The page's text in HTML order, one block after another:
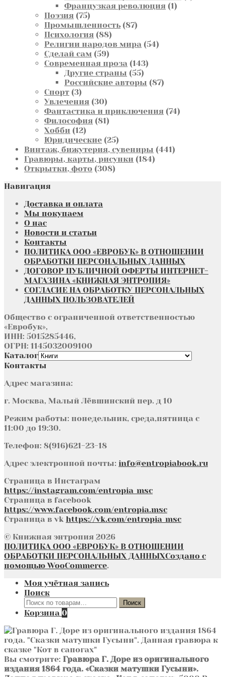
Французкая революция 11
Поэзия 7575
товаров
Промышленность 8787
Психология 8888
товаров
Религии народов мира 5454
Сделай сам 5959
товаров
Современная проза 143143
Другие страны 5555
товаров
Российские авторы 8787
Спорт 33
товара
Увлечения 3030
товаров
Фантастика и приключения 7474
Философия 8181
Хобби 1212
товаров
Юридические 2525
товаров
Винтаж, бижутерия, сувениры 441441
Гравюры, карты, рисунки 184184
Открытки, фото 308308
Навигация
Доставка и оплата
Мы покупаем
О нас
Новости и статьи
Контакты
ПОЛИТИКА ООО «ЕВРОБУК» В ОТНОШЕНИИ
ОБРАБОТКИ ПЕРСОНАЛЬНЫХ ДАННЫХ
ДОГОВОР ПУБЛИЧНОЙ ОФЕРТЫ ИНТЕРНЕТ-
МАГАЗИНА «КНИЖНАЯ ЭНТРОПИЯ»
СОГЛАСИЕ НА ОБРАБОТКУ ПЕРСОНАЛЬНЫХ
ДАННЫХ ПОЛЬЗОВАТЕЛЕЙ
Общество с ограниченной ответственностью
«Евробук»,
ИНН: 5015285446,
ОГРН: 1145032009100
Каталог
Контакты
Адрес магазина:
г. Москва, Малый Лёвшинский пер. д 10
Режим работы: понедельник, среда,пятница с
11:00 до 19:30.
Телефон: 8(916)621-23-18
Адрес электронной почты: info@entropiabook.ru
Страница в Инстаграм
https://instagram.com/entropia_msc
Страница в facebook
https://www.facebook.com/entropia.msc
Страница в vk https://vk.com/entropia_msc
© Книжная энтропия 2026
ПОЛИТИКА ООО «ЕВРОБУК» В ОТНОШЕНИИ
ОБРАБОТКИ ПЕРСОНАЛЬНЫХ ДАННЫХСоздано с
помощью WooCommerce.
Моя учётная запись
Поиск
Искать:
Поиск
Корзина 0
Вы смотрите: Гравюра Г. Доре из оригинального
издания 1864 года. «Сказки матушки Гусыни».